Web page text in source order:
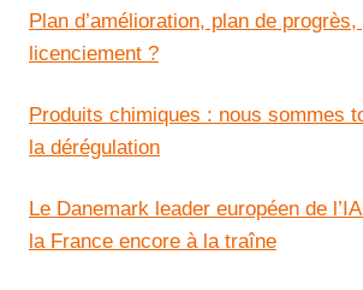
Plan d’amélioration, plan de
licenciement ?
Produits chimiques : nous sommes
la dérégulation
Le Danemark leader européen de
la France encore à la traîne